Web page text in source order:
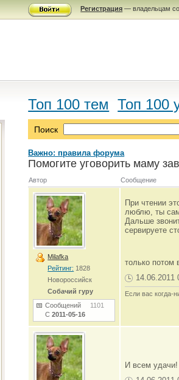
Регистрация — владельцам
Топ 100 тем Топ 100
Поиск
Важно: правила форума
Помогите уговорить маму
Автор Сообщение
Milafka
Рейтинг: 1828
Новороссийск
Собачий гуру
Сообщений 1101
С2011-05-16
При чтении
люблю, ты
Дальше
сервируете
только потом
14.06.2011
Если вас когда-
И всем удачи!